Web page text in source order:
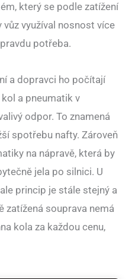
který se podle zatížení
využíval nosnost více
potřeba.
a dopravci ho počítají
a pneumatik v
odpor. To znamená
spotřebu nafty. Zároveň
na nápravě, která by
jela po silnici. U
princip je stále stejný a
zatížená souprava nemá
kola za každou cenu,